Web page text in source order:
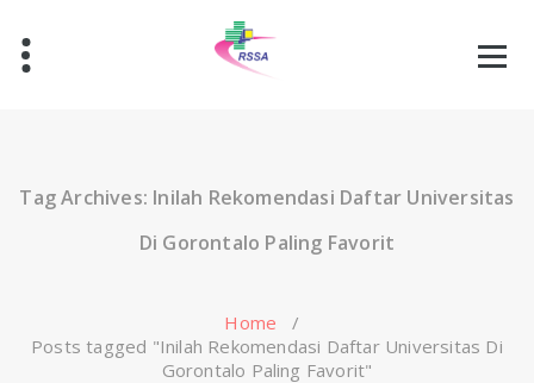
content
Tag Archives: Inilah Rekomendasi Daftar Universitas
Di Gorontalo Paling Favorit
Home /
Posts tagged "Inilah Rekomendasi Daftar Universitas Di
Gorontalo Paling Favorit"